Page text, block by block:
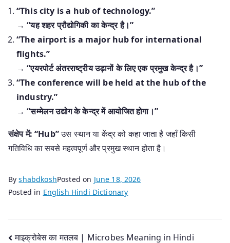
“This city is a hub of technology.”
→“यह शहर प्रौद्योगिकी का केन्द्र है।”
“The airport is a major hub for international
flights.”
→“एयरपोर्ट अंतरराष्ट्रीय उड़ानों के लिए एक प्रमुख केन्द्र है।”
“The conference will be held at the hub of the
industry.”
→“सम्मेलन उद्योग के केन्द्र में आयोजित होगा।”
संक्षेप में: “Hub”उस स्थान या केंद्र को कहा जाता है जहाँ किसी
गतिविधि का सबसे महत्वपूर्ण और प्रमुख स्थान होता है।
ByshabdkoshPosted on June 18, 2026
Posted in English Hindi Dictionary
माइक्रोबेस का मतलब | Microbes Meaning in Hindi